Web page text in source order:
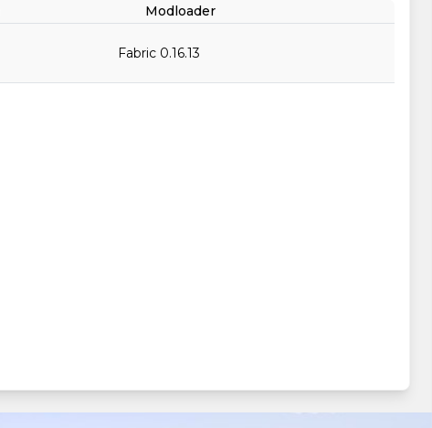
Modloader
Fabric 0.16.13